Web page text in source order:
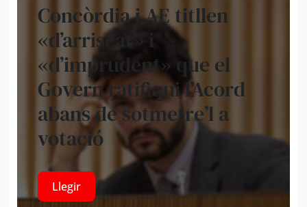
Concòrdia i AE titllen
«d’arriscat» i
«d’imprudent» que el
Govern ratifiqui l’Acord
abans de sotmetre’l a
votació
Llegir